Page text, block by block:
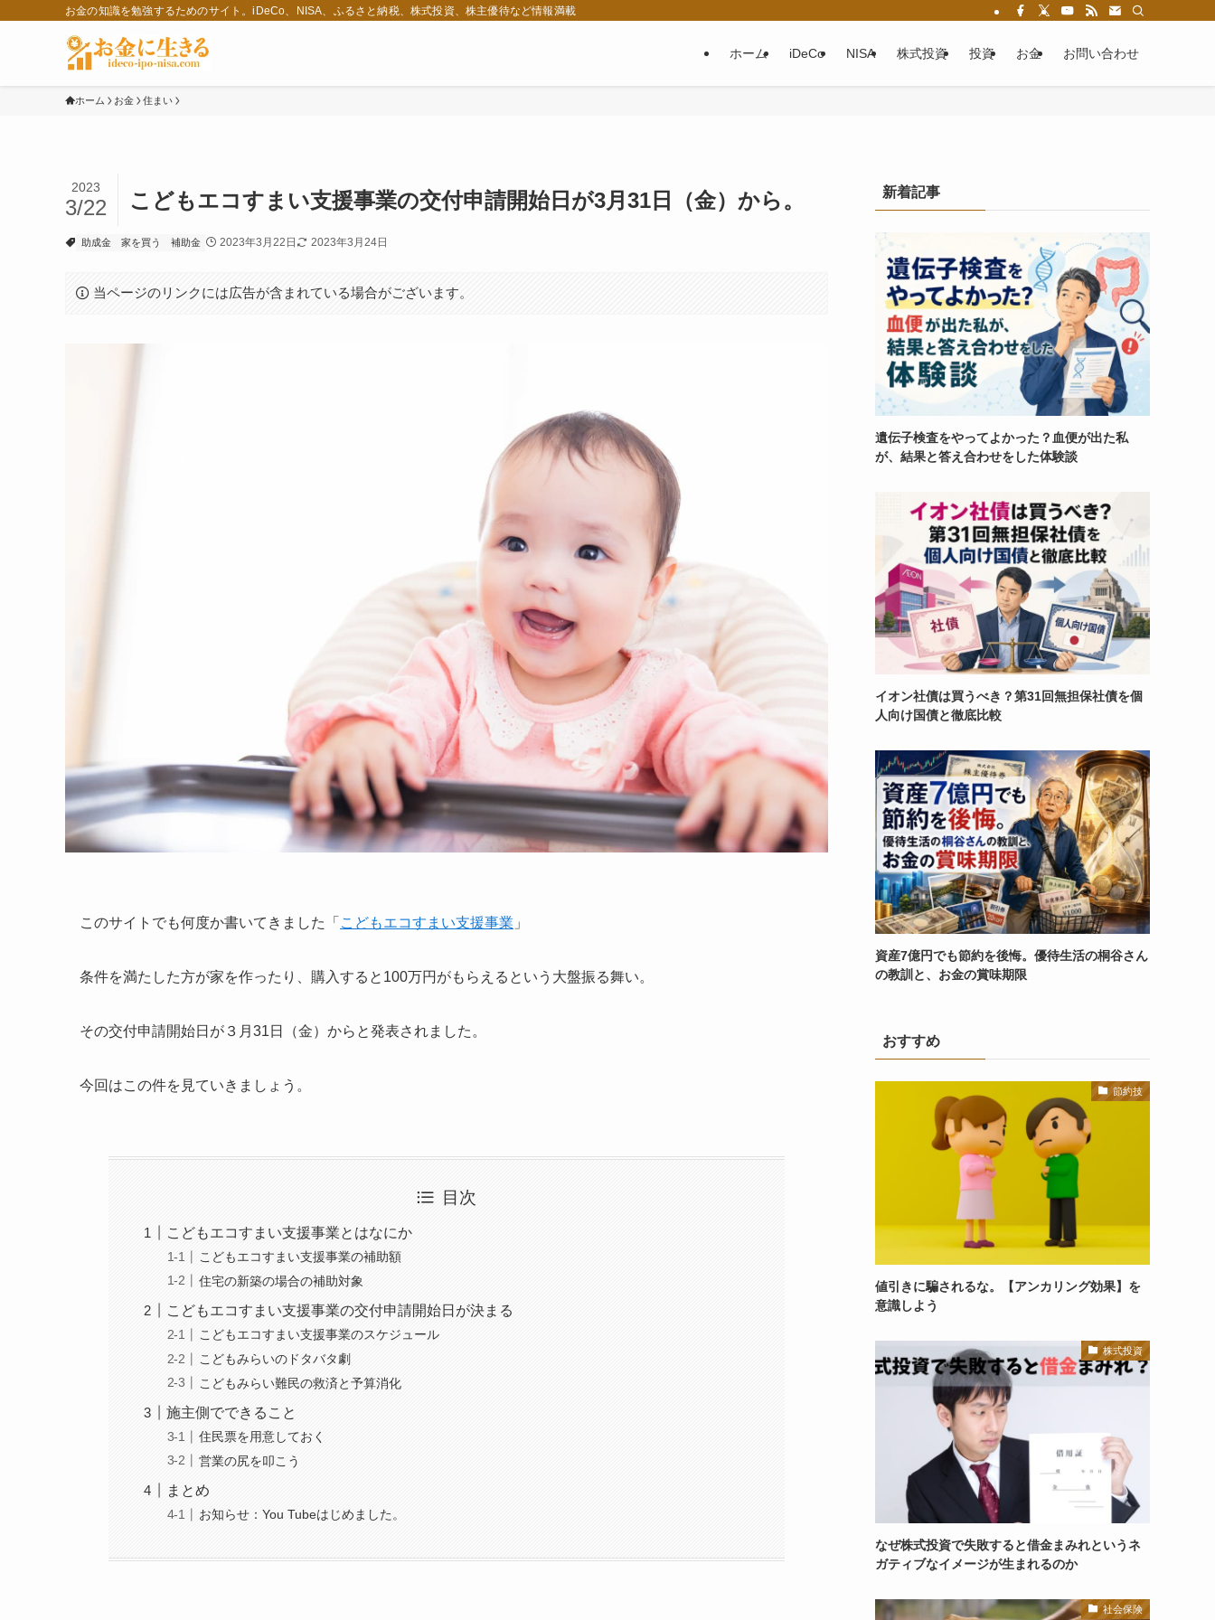
お金の知識を勉強するためのサイト。iDeCo、NISA、ふるさと納税、株式投資、株主優待など情報満載
ホーム iDeCo NISA 株式投資 投資 お金 お問い合わせ
ホーム お金 住まい
こどもエコすまい支援事業の交付申請開始日が3月31日（金）から。
2023
3/22
助成金 家を買う 補助金 2023年3月22日 2023年3月24日
当ページのリンクには広告が含まれている場合がございます。
このサイトでも何度か書いてきました「 こどもエコすまい支援事業 」
条件を満たした方が家を作ったり、購入すると100万円がもらえるという大盤振る舞い。
その交付申請開始日が３月31日（金）からと発表されました。
今回はこの件を見ていきましょう。
目次
こどもエコすまい支援事業とはなにか
こどもエコすまい支援事業の補助額
住宅の新築の場合の補助対象
こどもエコすまい支援事業の交付申請開始日が決まる
こどもエコすまい支援事業のスケジュール
こどもみらいのドタバタ劇
こどもみらい難民の救済と予算消化
施主側でできること
住民票を用意しておく
営業の尻を叩こう
まとめ
お知らせ：You Tubeはじめました。
新着記事
遺伝子検査をやってよかった？血便が出た私
が、結果と答え合わせをした体験談
イオン社債は買うべき？第31回無担保社債を個
人向け国債と徹底比較
資産7億円でも節約を後悔。優待生活の桐谷さん
の教訓と、お金の賞味期限
おすすめ
節約技
値引きに騙されるな。【アンカリング効果】を
意識しよう
株式投資
なぜ株式投資で失敗すると借金まみれというネ
ガティブなイメージが生まれるのか
社会保険